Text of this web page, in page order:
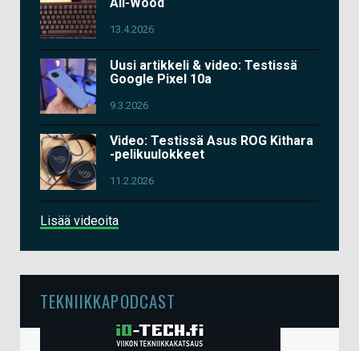
13.4.2026
Uusi artikkeli & video: Testissä
Google Pixel 10a
9.3.2026
Video: Testissä Asus ROG Kithara
-pelikuulokkeet
11.2.2026
Lisää videoita
TEKNIIKKAPODCAST